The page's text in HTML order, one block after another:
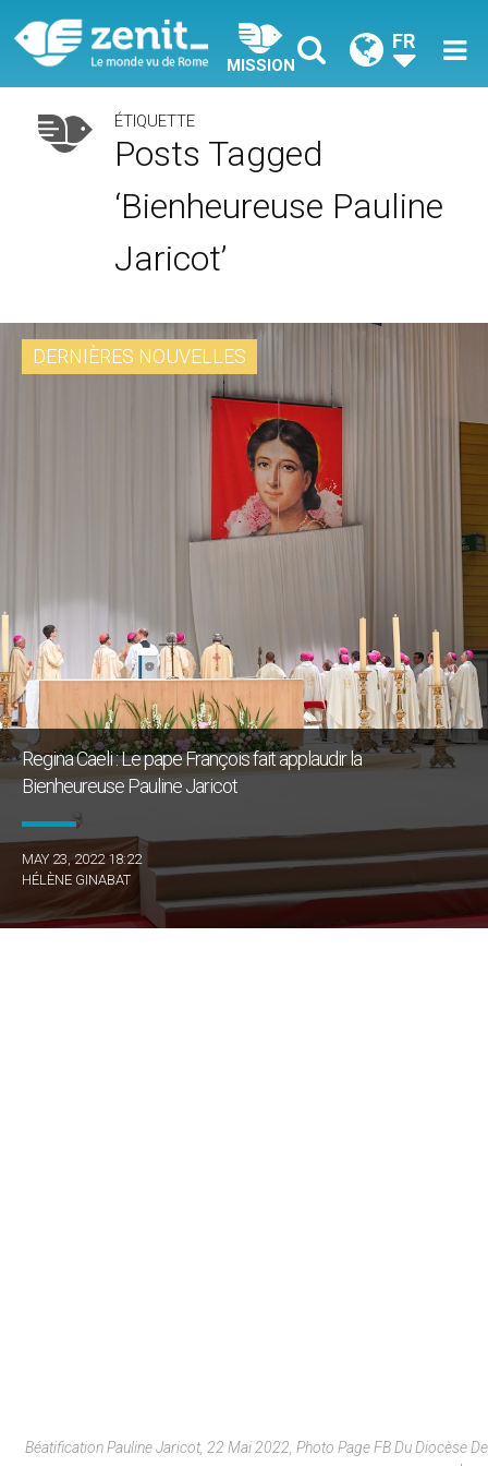
MISSION
FR
ÉTIQUETTE
Posts Tagged
‘Bienheureuse Pauline
Jaricot’
DERNIÈRES NOUVELLES
Regina Caeli : Le pape François fait applaudir la
Bienheureuse Pauline Jaricot
MAY 23, 2022 18:22
HÉLÈNE GINABAT
Béatification Pauline Jaricot, 22 Mai 2022, Photo Page FB Du Diocèse De